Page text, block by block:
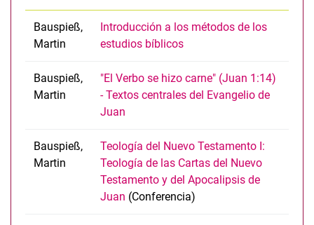
Bauspieß,
Martin
Introducción a los métodos de los
estudios bíblicos
Bauspieß,
Martin
"El Verbo se hizo carne" (Juan 1:14)
- Textos centrales del Evangelio de
Juan
Bauspieß,
Martin
Teología del Nuevo Testamento I:
Teología de las Cartas del Nuevo
Testamento y del Apocalipsis de
Juan (Conferencia)